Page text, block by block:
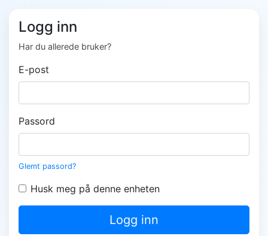
Logg inn
Har du allerede bruker?
E-post
Passord
Glemt passord?
Husk meg på denne enheten
Logg inn